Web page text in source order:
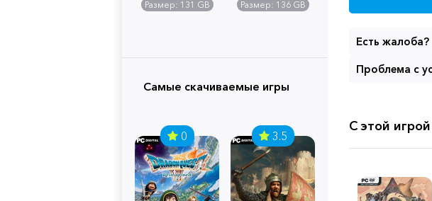
Размер: 131 GB Размер: 136 GB
Самые скачиваемые игры
0 3.5
Есть жалоба?
Проблема с
С этой